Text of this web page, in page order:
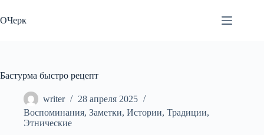
к
сути
ОЧерк
Бастурма быстро рецепт
writer
28 апреля 2025
Воспоминания, Заметки, Истории, Традиции,
Этнические